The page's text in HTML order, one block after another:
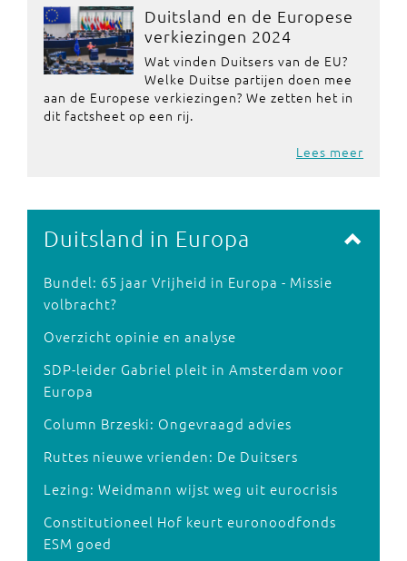
Duitsland en de Europese
verkiezingen 2024
Wat vinden Duitsers van de EU?
Welke Duitse partijen doen mee
aan de Europese verkiezingen? We zetten het in
dit factsheet op een rij.
Lees meer
Duitsland in Europa
Bundel: 65 jaar Vrijheid in Europa - Missie
volbracht?
Overzicht opinie en analyse
SDP-leider Gabriel pleit in Amsterdam voor
Europa
Column Brzeski: Ongevraagd advies
Ruttes nieuwe vrienden: De Duitsers
Lezing: Weidmann wijst weg uit eurocrisis
Constitutioneel Hof keurt euronoodfonds
ESM goed